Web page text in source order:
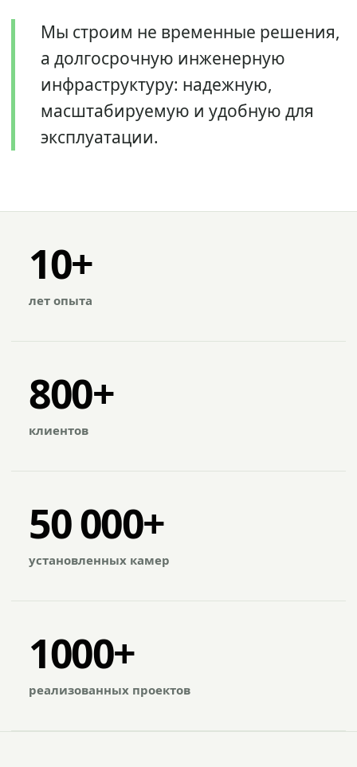
Мы строим не временные решения,
а долгосрочную инженерную
инфраструктуру: надежную,
масштабируемую и удобную для
эксплуатации.
10+
лет опыта
800+
клиентов
50 000+
установленных камер
1000+
реализованных проектов